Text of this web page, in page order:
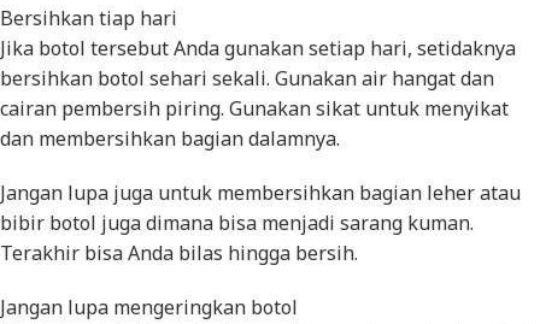
Bersihkan tiap hari
Jika botol tersebut Anda gunakan setiap hari, setidaknya
bersihkan botol sehari sekali. Gunakan air hangat dan
cairan pembersih piring. Gunakan sikat untuk menyikat
dan membersihkan bagian dalamnya.
Jangan lupa juga untuk membersihkan bagian leher atau
bibir botol juga dimana bisa menjadi sarang kuman.
Terakhir bisa Anda bilas hingga bersih.
Jangan lupa mengeringkan botol